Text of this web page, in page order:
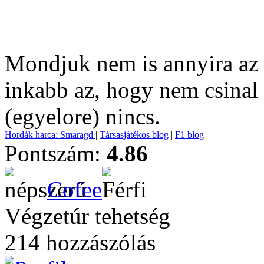
Mondjuk nem is annyira
inkabb az, hogy nem
(egyelore) nincs.
Hordák harca: Smaragd | Társasjátékos blog | F1 blog
Pontszám: 4.86
Cofee
Végzetúr tehetség
214 hozzászólás